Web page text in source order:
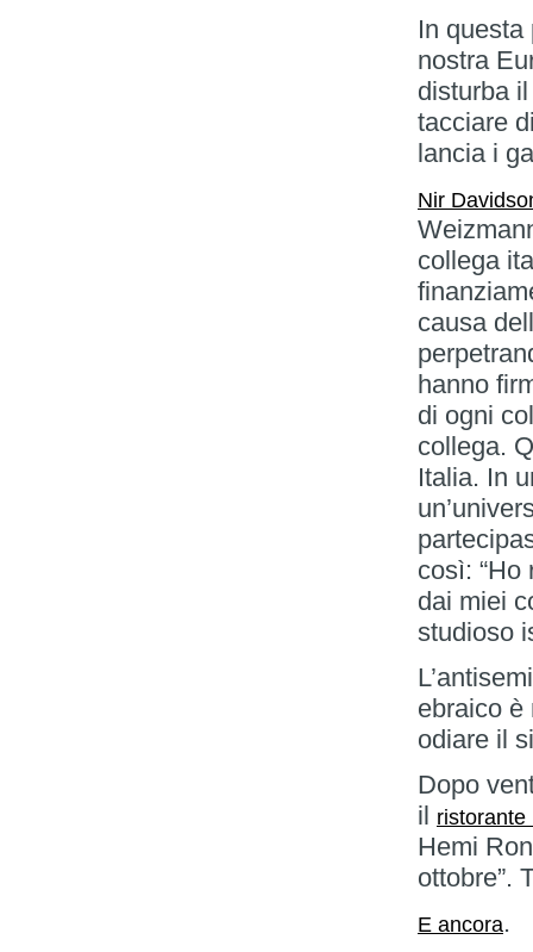
In
nostra
disturba
tacciare
lancia i
Nir
collega
causa
hanno
di ogni
collega.
Italia. In
così: “Ho
dai miei
studioso
ebraico è
odiare il
Dopo
il ristorante
Hemi
ottobre”.
E ancora.